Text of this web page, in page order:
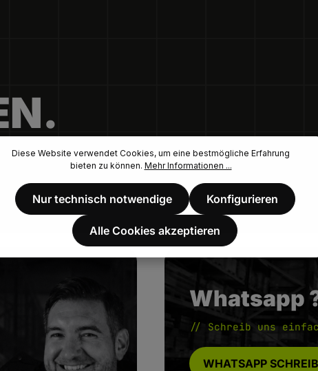
Whatsapp
// Schreib uns
WHATSAPP
Diese Website verwendet Cookies, um eine bestmögliche Erfahrung
bieten zu können. Mehr Informationen ...
Nur technisch notwendige Konfigurieren
Alle Cookies akzeptieren